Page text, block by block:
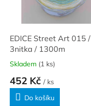
ů
EDICE Street Art 015 /
3nitka / 1300m
Skladem (1 ks)
452 Kč / ks
Do košíku